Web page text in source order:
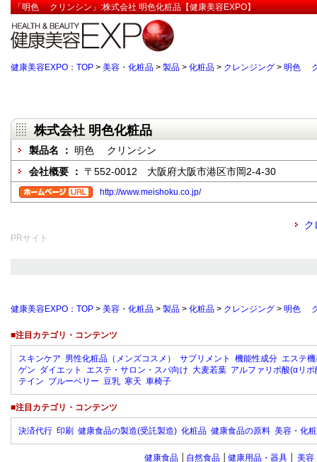
「明色 クリンシン」:株式会社 明色化粧品【健康美容EXPO】
健康美容EXPO：TOP > 美容・化粧品 > 製品 > 化粧品 > クレンジング > 明色
株式会社 明色化粧品
製品名 ： 明色 クリンシン
会社概要 ： 〒552-0012 大阪府大阪市港区市岡2-4-30
http://www.meishoku.co.jp/
ク
PRサイト
健康美容EXPO：TOP > 美容・化粧品 > 製品 > 化粧品 > クレンジング > 明色
■注目カテゴリ・コンテンツ
スキンケア 男性化粧品（メンズコスメ） サプリメント 機能性成分 エステ
ゲン ダイエット エステ・サロン・スパ向け 大麦若葉 アルファリポ酸(αリポ
テイン ブルーベリー 豆乳 寒天 車椅子
■注目カテゴリ・コンテンツ
決済代行 印刷 健康食品の製造(受託製造) 化粧品 健康食品の原料 美容・化
健康食品 自然食品 健康用品・器具 美容